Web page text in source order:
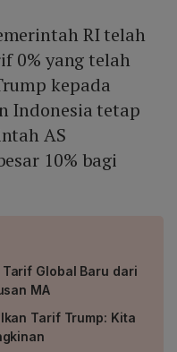
RI telah
0% yang telah
kepada
Indonesia tetap
AS
10% bagi
Tarif Global Baru dari
MA
Tarif Trump: Kita